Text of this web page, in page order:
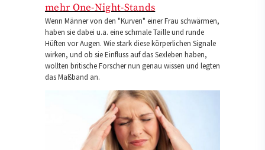
mehr One-Night-Stands
Wenn Männer von den "Kurven" einer Frau schwärmen,
haben sie dabei u.a. eine schmale Taille und runde
Hüften vor Augen. Wie stark diese körperlichen Signale
wirken, und ob sie Einfluss auf das Sexleben haben,
wollten britische Forscher nun genau wissen und legten
das Maßband an.